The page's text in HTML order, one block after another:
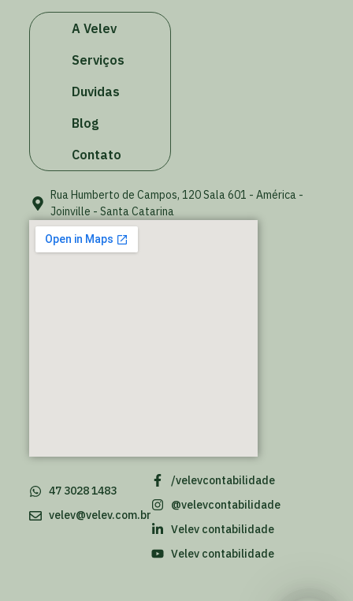
A Velev
Serviços
Duvidas
Blog
Contato
Rua Humberto de Campos, 120 Sala 601 - América -
Joinville - Santa Catarina
/velevcontabilidade
@velevcontabilidade
Velev contabilidade
Velev contabilidade
47 3028 1483
velev@velev.com.br